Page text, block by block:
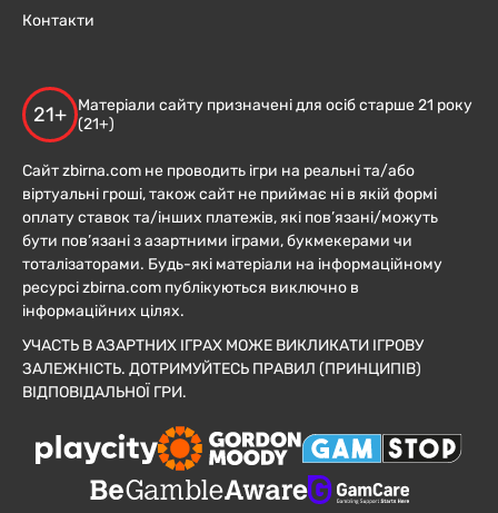
Контакти
21+
Матеріали сайту призначені для осіб старше 21 року
(21+)
Сайт zbirna.com не проводить ігри на реальні та/або
віртуальні гроші, також сайт не приймає ні в якій формі
оплату ставок та/інших платежів, які пов’язані/можуть
бути пов’язані з азартними іграми, букмекерами чи
тоталізаторами. Будь-які матеріали на інформаційному
ресурсі zbirna.com публікуються виключно в
інформаційних цілях.
УЧАСТЬ В АЗАРТНИХ ІГРАХ МОЖЕ ВИКЛИКАТИ ІГРОВУ
ЗАЛЕЖНІСТЬ. ДОТРИМУЙТЕСЬ ПРАВИЛ (ПРИНЦИПІВ)
ВІДПОВІДАЛЬНОЇ ГРИ.